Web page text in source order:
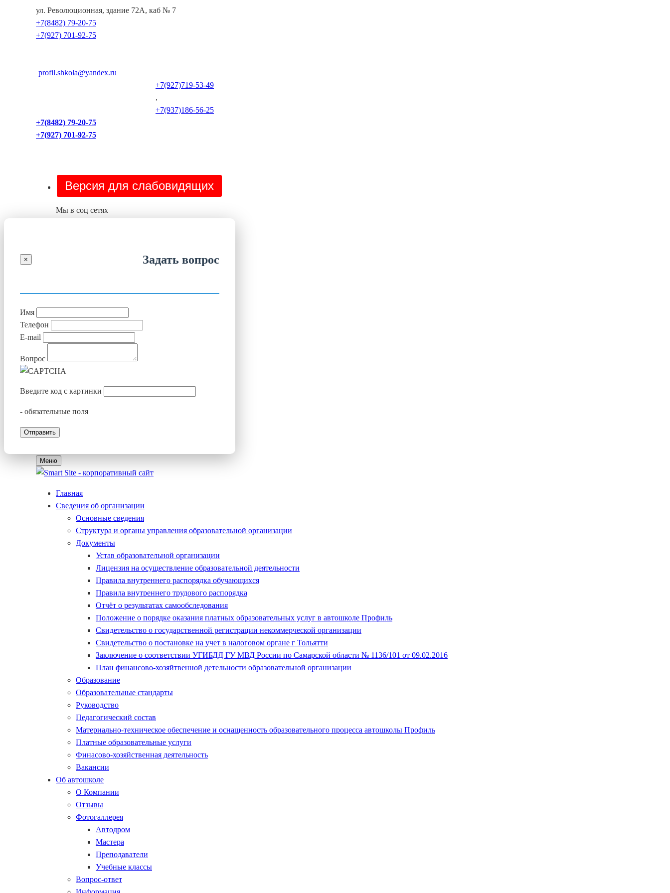
ул. Революционная, здание 72А, каб № 7
+7(8482) 79-20-75
+7(927) 701-92-75
profil.shkola@yandex.ru
+7(927)719-53-49
,
+7(937)186-56-25
+7(8482) 79-20-75
+7(927) 701-92-75
Версия для слабовидящих
Мы в соц сетях
× Задать вопрос
Имя
Телефон
E-mail
Вопрос
Введите код с картинки
- обязательные поля
Отправить
Меню
Главная
Сведения об организации
Основные сведения
Структура и органы управления образовательной организации
Документы
Устав образовательной организации
Лицензия на осуществление образовательной деятельности
Правила внутреннего распорядка обучающихся
Правила внутреннего трудового распорядка
Отчёт о результатах самообследования
Положение о порядке оказания платных образовательных услуг в автошколе Профиль
Свидетельство о государственной регистрации некоммерческой организации
Свидетельство о постановке на учет в налоговом органе г Тольятти
Заключение о соответствии УГИБДД ГУ МВД России по Самарской области № 1136/101 от 09.02.2016
План финансово-хозяйтвенной детельности образовательной организации
Образование
Образовательные стандарты
Руководство
Педагогический состав
Материально-техническое обеспечение и оснащенность образовательного процесса автошколы Профиль
Платные образовательные услуги
Финасово-хозяйственная деятельность
Вакансии
Об автошколе
О Компании
Отзывы
Фотогаллерея
Автодром
Мастера
Преподаватели
Учебные классы
Вопрос-ответ